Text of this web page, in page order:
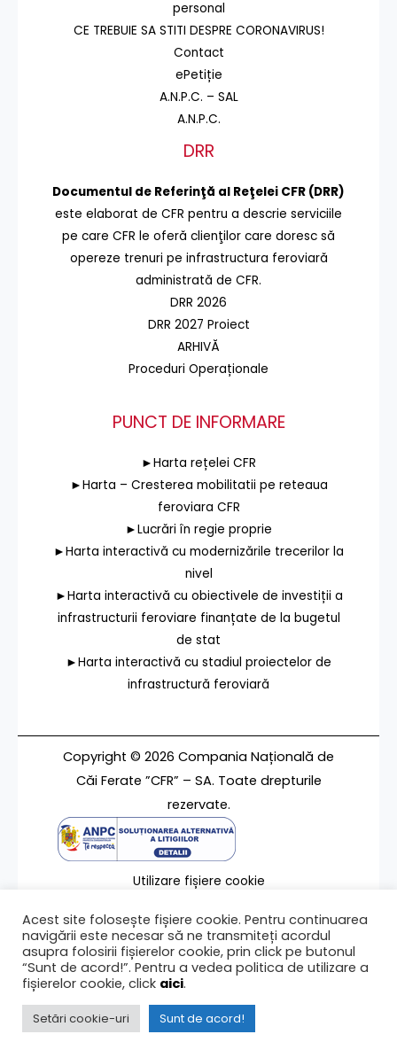
personal
CE TREBUIE SA STITI DESPRE CORONAVIRUS!
Contact
ePetiție
A.N.P.C. – SAL
A.N.P.C.
DRR
Documentul de Referinţă al Reţelei CFR (DRR)
este elaborat de CFR pentru a descrie serviciile
pe care CFR le oferă clienţilor care doresc să
opereze trenuri pe infrastructura feroviară
administrată de CFR.
DRR 2026
DRR 2027 Proiect
ARHIVĂ
Proceduri Operaționale
PUNCT DE INFORMARE
►Harta rețelei CFR
►Harta – Cresterea mobilitatii pe reteaua
feroviara CFR
►Lucrări în regie proprie
►Harta interactivă cu modernizările trecerilor la
nivel
►Harta interactivă cu obiectivele de investiții a
infrastructurii feroviare finanțate de la bugetul
de stat
►Harta interactivă cu stadiul proiectelor de
infrastructură feroviară
Copyright © 2026 Compania Națională de
Căi Ferate ”CFR” – SA. Toate drepturile
rezervate.
Utilizare fișiere cookie
Contact
Ultima modificare a paginii 19/08/2021
Acest site folosește fișiere cookie. Pentru continuarea
navigării este necesar să ne transmiteți acordul
asupra folosirii fișierelor cookie, prin click pe butonul
“Sunt de acord!”. Pentru a vedea politica de utilizare a
fișierelor cookie, click aici.
Setări cookie-uri Sunt de acord!